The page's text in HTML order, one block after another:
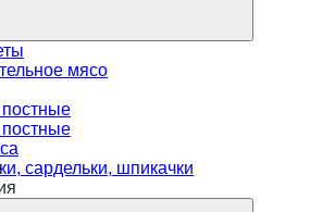
мясо
сардельки, шпикачки